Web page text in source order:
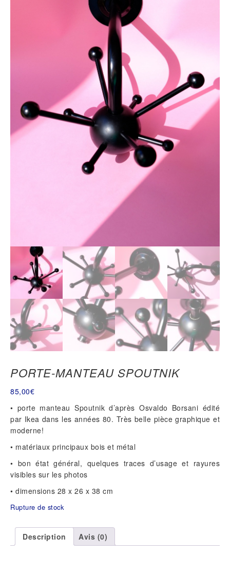
PORTE-MANTEAU SPOUTNIK
85,00€
• porte manteau Spoutnik d’après Osvaldo Borsani édité
par Ikea dans les années 80. Très belle pièce graphique et
moderne!
• matériaux principaux bois et métal
• bon état général, quelques traces d’usage et rayures
visibles sur les photos
• dimensions 28 x 26 x 38 cm
Rupture de stock
Description Avis (0)